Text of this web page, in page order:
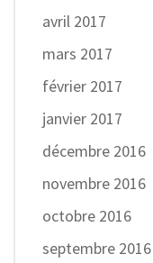
avril 2017
mars 2017
février 2017
janvier 2017
décembre 2016
novembre 2016
octobre 2016
septembre 2016